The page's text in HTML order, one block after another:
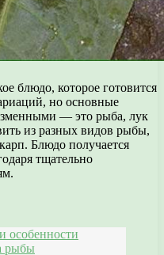
блюдо, которое готовится
но основные
— это рыба, лук
из разных видов рыбы,
Блюдо получается
тщательно
особенности
рыбы